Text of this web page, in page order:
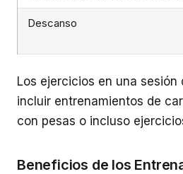
Descanso
Los ejercicios en una sesión
incluir entrenamientos de
con pesas o incluso
Beneficios de los